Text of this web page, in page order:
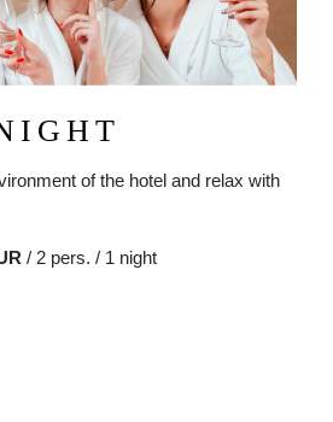
of the hotel and relax with
/ 2 pers. / 1 night